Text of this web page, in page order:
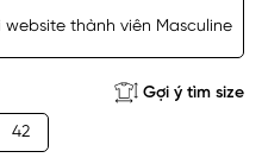
thành viên Masculine
Gợi ý tìm size
42